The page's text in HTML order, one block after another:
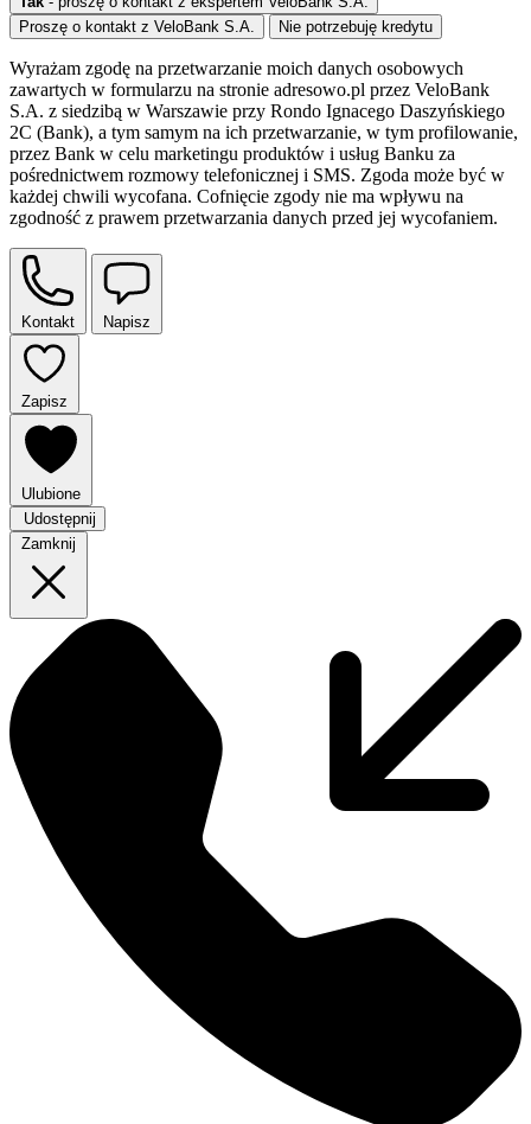
Proszę o kontakt z VeloBank S.A.
Nie potrzebuję kredytu
Wyrażam zgodę na przetwarzanie moich danych osobowych
zawartych w formularzu na stronie adresowo.pl przez VeloBank
S.A. z siedzibą w Warszawie przy Rondo Ignacego Daszyńskiego
2C (Bank), a tym samym na ich przetwarzanie, w tym profilowanie,
przez Bank w celu marketingu produktów i usług Banku za
pośrednictwem rozmowy telefonicznej i SMS. Zgoda może być w
każdej chwili wycofana. Cofnięcie zgody nie ma wpływu na
zgodność z prawem przetwarzania danych przed jej wycofaniem.
Kontakt Napisz
Zapisz
Ulubione
Udostępnij
Zamknij